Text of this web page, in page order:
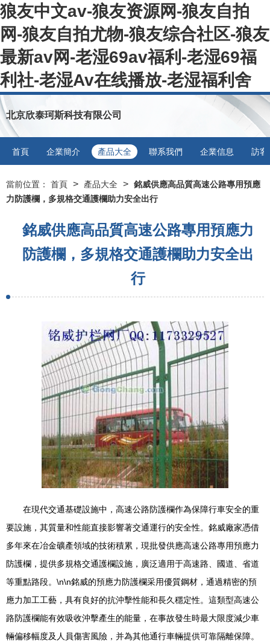
狼友中文av-狼友资源网-狼友自拍
网-狼友自拍尤物-狼友综合社区-狼友
最新av网-老湿69av福利-老湿69福
利社-老湿Av在线播放-老湿福利舍
北京欣泰珂斯科技有限公司
首頁 企業簡介 產品大全 聯系我們 企業信息 訪客
當前位置： 首頁 > 產品大全 > 銘威供應高品質高速公路專用預應
力防護欄，多規格交通護欄助力安全出行
銘威供應高品質高速公路專用預應力
防護欄，多規格交通護欄助力安全出
行
在現代交通基礎設施中，高速公路防護欄作為保障行車安全的重
要設施，其質量和性能直接影響著交通運行的安全性。銘威廠家憑借
多年來在冶金礦產領域的技術積累，現批發供應高速公路專用預應力
防護欄，提供多規格交通護欄設施，廣泛適用于高速路、國道、省道
等重點路段。\n\n銘威的預應力防護欄采用優質鋼材，通過精密的預
應力加工工藝，具有良好的抗沖擊性能和長久穩定性。這類型高速公
路防護欄能有效吸收沖擊產生的能量，在事故發生時最大限度減少車
輛偏移幅度及人員傷害風險，并為其他通行車輛提供可靠隔離保障。